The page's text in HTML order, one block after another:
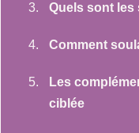
Quels sont les
Comment
Les
ciblée